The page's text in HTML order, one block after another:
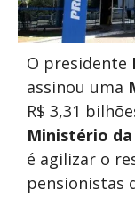
O presidente
assinou uma
R$ 3,31
Ministério da
é agilizar o
pensionistas